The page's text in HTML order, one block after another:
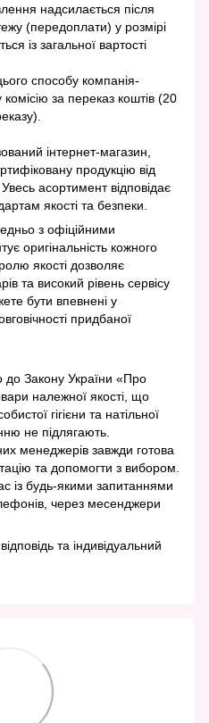
надсилається після
(передоплати) у розмірі
із загальної вартості
способу компанія-
комісію за переказ коштів (20
інтернет-магазин,
продукцію від
асортимент відповідає
якості та безпеки.
з офіційними
оригінальність кожного
якості дозволяє
та високий рівень сервісу
бути впевнені у
придбаної
до Закону України «Про
належної якості, що
гігієни та натільної
не підлягають.
менеджерів завжди готова
та допомогти з вибором.
із будь-якими запитаннями
через месенджери
та індивідуальний